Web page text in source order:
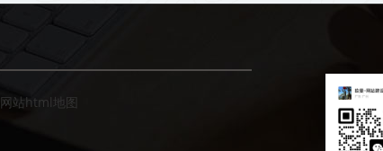
网站html地图